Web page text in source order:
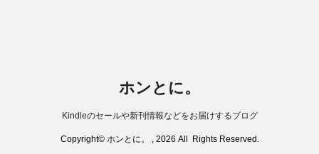
ホンとに。
Kindleのセールや新刊情報などをお届けするブログ
Copyright© ホンとに。 , 2026 All Rights Reserved.